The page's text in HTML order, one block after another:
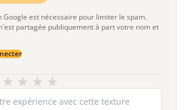
Google est nécessaire pour limiter le spam.
partagée publiquement à part votre nom et
★
★
★
★